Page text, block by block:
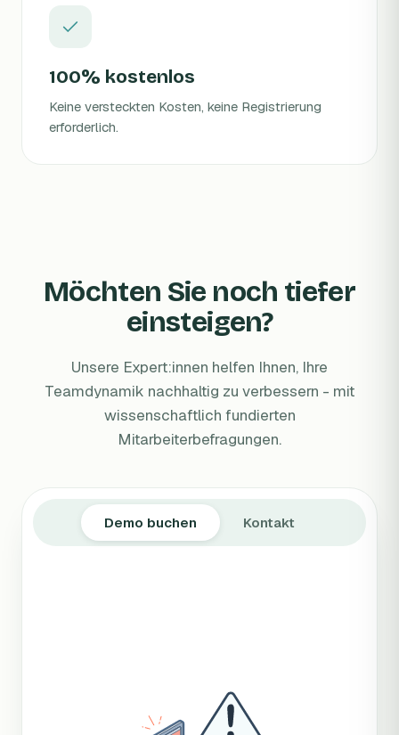
100% kostenlos
Keine versteckten Kosten, keine Registrierung
erforderlich.
Möchten Sie noch tiefer
einsteigen?
Unsere Expert:innen helfen Ihnen, Ihre
Teamdynamik nachhaltig zu verbessern - mit
wissenschaftlich fundierten
Mitarbeiterbefragungen.
Demo buchen Kontakt